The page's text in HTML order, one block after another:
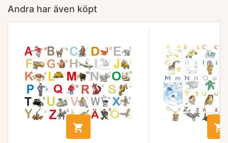
Andra har även köpt
 